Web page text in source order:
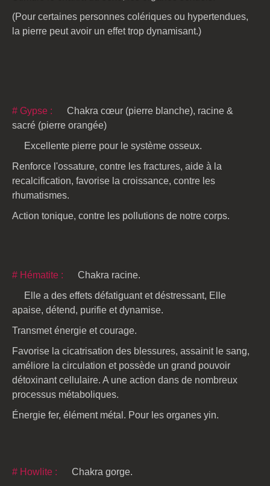
(Pour certaines personnes colériques ou hypertendues,
la pierre peut avoir un effet trop dynamisant.)
# Gypse : Chakra cœur (pierre blanche), racine &
sacré (pierre orangée)
Excellente pierre pour le système osseux.
Renforce l'ossature, contre les fractures, aide à la
recalcification, favorise la croissance, contre les
rhumatismes.
Action tonique, contre les pollutions de notre corps.
# Hématite : Chakra racine.
Elle a des effets défatiguant et déstressant, Elle
apaise, détend, purifie et dynamise.
Transmet énergie et courage.
Favorise la cicatrisation des blessures, assainit le sang,
améliore la circulation et possède un grand pouvoir
détoxinant cellulaire. A une action dans de nombreux
processus métaboliques.
Énergie fer, élément métal. Pour les organes yin.
# Howlite : Chakra gorge.